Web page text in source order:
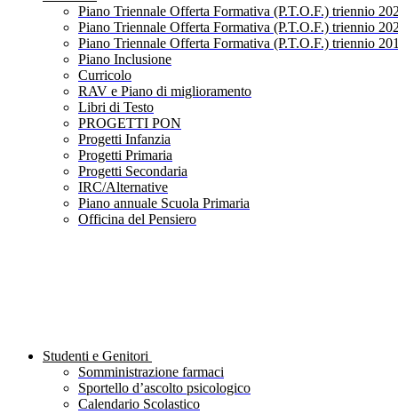
Piano Triennale Offerta Formativa (P.T.O.F.) triennio
Piano Triennale Offerta Formativa (P.T.O.F.) triennio
Piano Triennale Offerta Formativa (P.T.O.F.) triennio
Piano Inclusione
Curricolo
RAV e Piano di miglioramento
Libri di Testo
PROGETTI PON
Progetti Infanzia
Progetti Primaria
Progetti Secondaria
IRC/Alternative
Piano annuale Scuola Primaria
Officina del Pensiero
Studenti e Genitori
Somministrazione farmaci
Sportello d’ascolto psicologico
Calendario Scolastico